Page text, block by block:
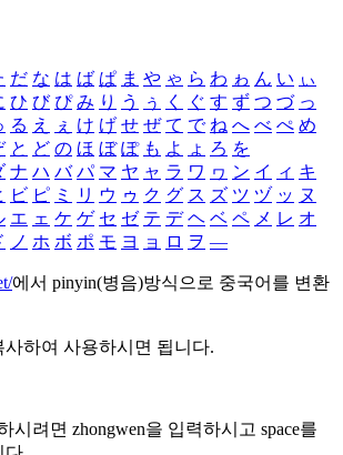
だ な は ば ぱ ま や ゃ ら わ ゎ ん い ぃ
ひ び ぴ み り う ぅ く ぐ す ず つ づ っ
る え ぇ け げ せ ぜ て で ね へ べ ぺ め
と ど の ほ ぼ ぽ も よ ょ ろ を
ナ ハ バ パ マ ヤ ャ ラ ワ ヮ ン イ ィ キ
ビ ピ ミ リ ウ ゥ ク グ ス ズ ツ ヅ ッ ヌ
エ ェ ケ ゲ セ ゼ テ デ ヘ ベ ペ メ レ オ
ノ ホ ボ ポ モ ヨ ョ ロ ヲ ―
에서 pinyin(병음)방식으로 중국어를 변환
하여 사용하시면 됩니다.
시려면 zhongwen을 입력하시고 space를